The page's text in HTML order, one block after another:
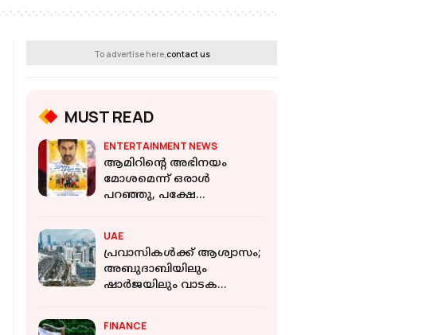
To advertise here, contact us
MUST READ
ENTERTAINMENT NEWS
ആമിറിൻ്റെ അഭിനയം
മോശമെന്ന് ഒരാൾ
പറഞ്ഞു, പക്ഷേ
വിശാൽ
UAE
പ്രവാസികൾക്ക് ആശ്വാസം;
അബുദാബിയിലും
ഷാർജയിലും വാടക
FINANCE